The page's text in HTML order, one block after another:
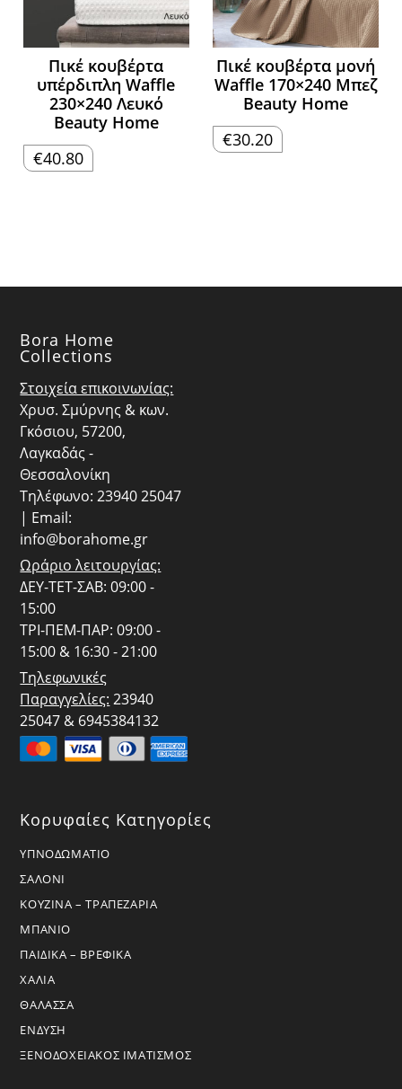
Πικέ κουβέρτα
υπέρδιπλη Waffle
230×240 Λευκό
Beauty Home
€40.80
Πικέ κουβέρτα μονή
Waffle 170×240 Μπεζ
Beauty Home
€30.20
Bora Home
Collections
Στοιχεία επικοινωνίας:
Χρυσ. Σμύρνης & κων.
Γκόσιου, 57200,
Λαγκαδάς -
Θεσσαλονίκη
Τηλέφωνο: 23940 25047
| Email:
info@borahome.gr
Ωράριο λειτουργίας:
ΔΕΥ-ΤΕΤ-ΣΑΒ: 09:00 -
15:00
ΤΡΙ-ΠΕΜ-ΠΑΡ: 09:00 -
15:00 & 16:30 - 21:00
Τηλεφωνικές
Παραγγελίες: 23940
25047 & 6945384132
Κορυφαίες Κατηγορίες
ΥΠΝΟΔΩΜΑΤΙΟ
ΣΑΛΟΝΙ
ΚΟΥΖΙΝΑ – ΤΡΑΠΕΖΑΡΙΑ
ΜΠΑΝΙΟ
ΠΑΙΔΙΚΑ – ΒΡΕΦΙΚΑ
ΧΑΛΙΑ
ΘΑΛΑΣΣΑ
ΕΝΔΥΣΗ
ΞΕΝΟΔΟΧΕΙΑΚΟΣ ΙΜΑΤΙΣΜΟΣ